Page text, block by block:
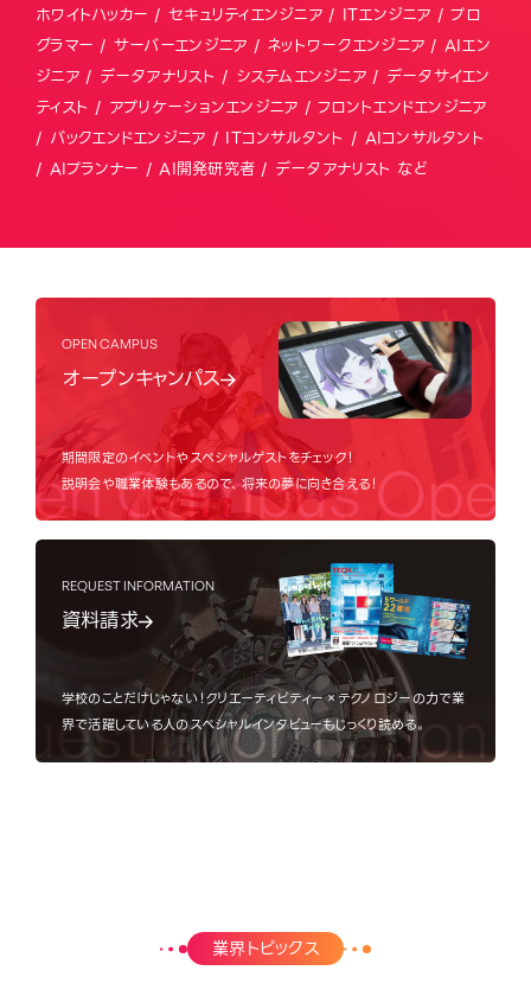
ホワイトハッカー / セキュリティエンジニア / ITエンジニア / プロ
グラマー / サーバーエンジニア / ネットワークエンジニア / AIエン
ジニア / データアナリスト / システムエンジニア / データサイエン
ティスト / アプリケーションエンジニア / フロントエンドエンジニア
/ バックエンドエンジニア / ITコンサルタント / AIコンサルタント
/ AIプランナー / AI開発研究者 / データアナリスト など
OPEN CAMPUS
オープンキャンパス
期間限定のイベントやスペシャルゲストをチェック！
説明会や職業体験もあるので、将来の夢に向き合える！
Campus Open
REQUEST INFORMATION
資料請求
学校のことだけじゃない！クリエーティビティー×テクノロジーの力で業
界で活躍している人のスペシャルインタビューもじっくり読める。
Information
業界トピックス
Topics